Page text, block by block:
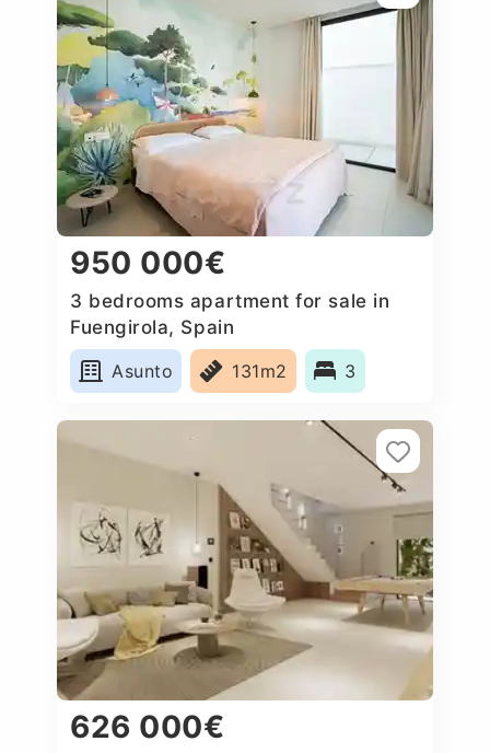
950 000€
3 bedrooms apartment for sale in
Fuengirola, Spain
Asunto
131m2 3
626 000€